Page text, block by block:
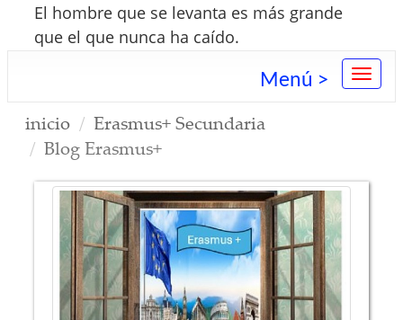
El hombre que se levanta es más grande
que el que nunca ha caído.
Menú >
inicio
Erasmus+ Secundaria
Blog Erasmus+